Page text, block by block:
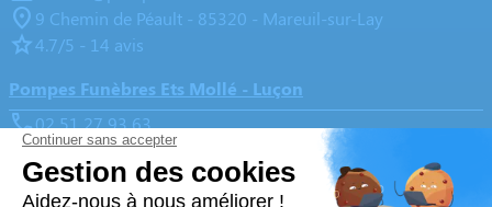
9 Chemin de Péault - 85320 - Mareuil-sur-Lay
4.7/5 - 14 avis
Pompes Funèbres Ets Mollé - Luçon
02 51 27 93 63
contact@pompesfunebresmolle.fr
13, Boulevard de l'Aumônerie - 85400 - Luçon